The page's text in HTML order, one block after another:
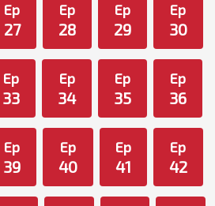
Ep
27
Ep
28
Ep
29
Ep
30
Ep
33
Ep
34
Ep
35
Ep
36
Ep
39
Ep
40
Ep
41
Ep
42